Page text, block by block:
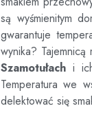
są wyśmienitym
gwarantuje
wynika?
Szamotułach i
Temperatura we
delektować się